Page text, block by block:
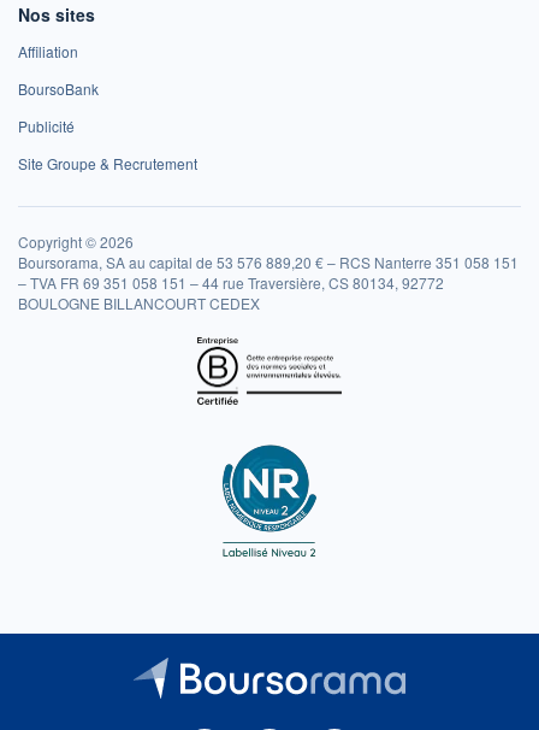
Nos sites
Affiliation
BoursoBank
Publicité
Site Groupe & Recrutement
Copyright © 2026
Boursorama, SA au capital de 53 576 889,20 € – RCS Nanterre 351 058 151
– TVA FR 69 351 058 151 – 44 rue Traversière, CS 80134, 92772
BOULOGNE BILLANCOURT CEDEX